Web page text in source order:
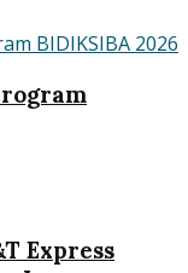
Express